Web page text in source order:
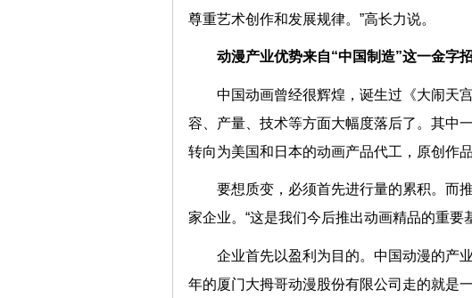
尊重艺术创作和发展规律。”高长力说。
动漫产业优势来自“中国制造”这一金
中国动画曾经很辉煌，诞生过《大闹天
容、产量、技术等方面大幅度落后了。其中
转向为美国和日本的动画产品代工，原创
要想质变，必须首先进行量的累积。而
家企业。“这是我们今后推出动画精品的重
企业首先以盈利为目的。中国动漫的产
年的厦门大拇哥动漫股份有限公司走的就